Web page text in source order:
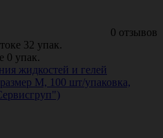
0 отзывов
32 упак.
0 упак.
жидкостей и гелей
M, 100 шт/упаковка,